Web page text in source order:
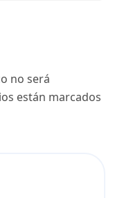
no será
están marcados